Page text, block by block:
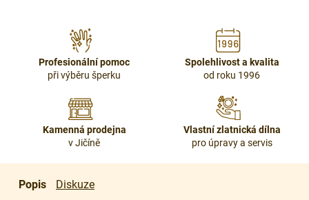
Profesionální pomoc
při výběru šperku
Spolehlivost a kvalita
od roku 1996
Kamenná prodejna
v Jičíně
Vlastní zlatnická dílna
pro úpravy a servis
Popis Diskuze